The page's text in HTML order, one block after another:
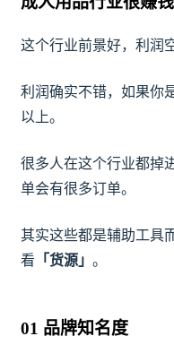
这个行业前景好，利润
利润确实不错，如果你
以上。
很多人在这个行业都掉
单会有很多订单。
其实这些都是辅助工具
看 「货源」 。
01 品牌知名度